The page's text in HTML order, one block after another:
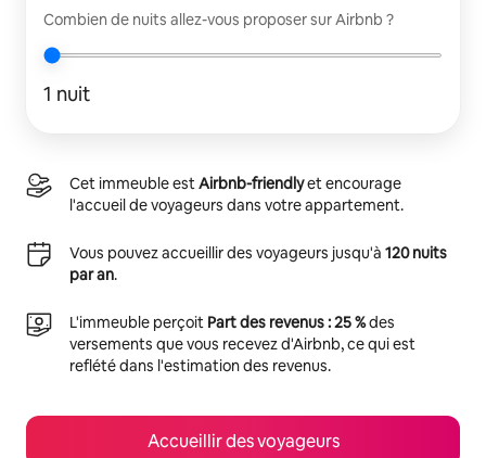
Combien de nuits allez-vous proposer sur Airbnb ?
1 nuit
Cet immeuble estAirbnb-friendlyet encourage
l'accueil de voyageurs dans votre appartement.
Vous pouvez accueillir des voyageurs jusqu'à 120 nuits
par an.
L'immeuble perçoit Part des revenus : 25 %des
versements que vous recevez d'Airbnb, ce qui est
reflété dans l'estimation des revenus.
Accueillir des voyageurs